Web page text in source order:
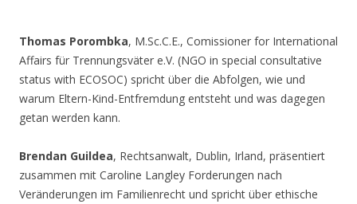
Thomas Porombka, M.Sc.C.E., Comissioner for International
Affairs für Trennungsväter e.V. (NGO in special consultative
status with ECOSOC) spricht über die Abfolgen, wie und
warum Eltern-Kind-Entfremdung entsteht und was dagegen
getan werden kann.
Brendan Guildea, Rechtsanwalt, Dublin, Irland, präsentiert
zusammen mit Caroline Langley Forderungen nach
Veränderungen im Familienrecht und spricht über ethische